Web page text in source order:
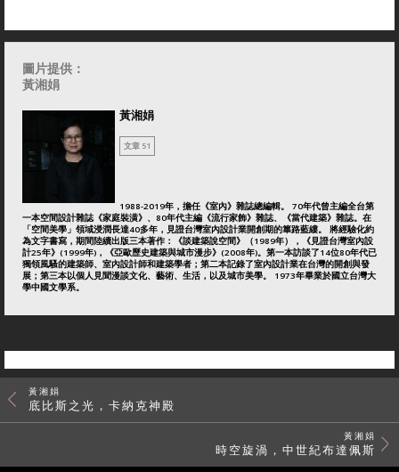
圖片提供：
黃湘娟
黃湘娟
文章 51
1988-2019年，擔任《室內》雜誌總編輯。 70年代曾主編全台第
一本空間設計雜誌《家庭裝潢》、80年代主編《流行家飾》雜誌、《當代建築》雜誌。在
「空間美學」領域浸潤長達40多年，見證台灣室內設計業開創期的篳路藍縷。 將經驗化約
為文字書寫，期間陸續出版三本著作：《談建築說空間》（1989年），《見證台灣室內設
計25年》(1999年)，《亞歐歷史建築與城市漫步》(2008年)。第一本訪談了14位80年代已
獨領風騷的建築師、室內設計師和建築學者；第二本記錄了室內設計業在台灣的開創與發
展；第三本以個人見聞漫談文化、藝術、生活，以及城市美學。 1973年畢業於國立台灣大
學中國文學系。
黃湘娟
底比斯之光，卡納克神殿
黃湘娟
時空旋渦，中世紀布達佩斯